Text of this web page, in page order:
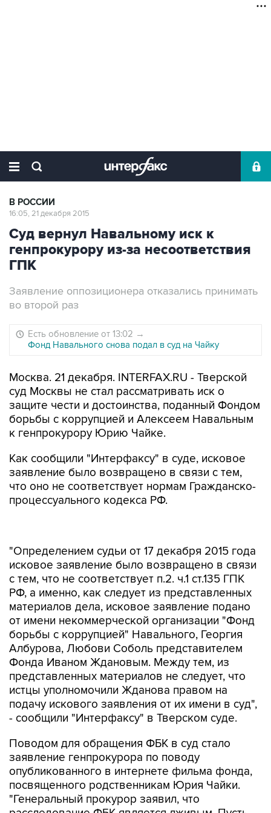
В РОССИИ
16:05, 21 декабря 2015
Суд вернул Навальному иск к
генпрокурору из-за несоответствия
ГПК
Заявление оппозиционера отказались принимать
во второй раз
Есть обновление от 13:02 →
Фонд Навального снова подал в суд на Чайку
Москва. 21 декабря. INTERFAX.RU - Тверской
суд Москвы не стал рассматривать иск о
защите чести и достоинства, поданный Фондом
борьбы с коррупцией и Алексеем Навальным
к генпрокурору Юрию Чайке.
Как сообщили "Интерфаксу" в суде, исковое
заявление было возвращено в связи с тем,
что оно не соответствует нормам Гражданско-
процессуального кодекса РФ.
"Определением судьи от 17 декабря 2015 года
исковое заявление было возвращено в связи
с тем, что не соответствует п.2. ч.1 ст.135 ГПК
РФ, а именно, как следует из представленных
материалов дела, исковое заявление подано
от имени некоммерческой организации "Фонд
борьбы с коррупцией" Навального, Георгия
Албурова, Любови Соболь представителем
Фонда Иваном Ждановым. Между тем, из
представленных материалов не следует, что
истцы уполномочили Жданова правом на
подачу искового заявления от их имени в суд",
- сообщили "Интерфаксу" в Тверском суде.
Поводом для обращения ФБК в суд стало
заявление генпрокурора по поводу
опубликованного в интернете фильма фонда,
посвященного родственникам Юрия Чайки.
"Генеральный прокурор заявил, что